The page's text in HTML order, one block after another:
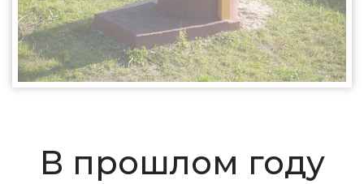
В прошлом году